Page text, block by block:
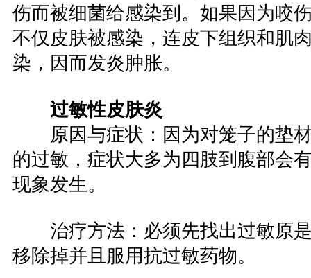
伤而被细菌给感染到。如果因为咬
不仅皮肤被感染，连皮下组织和肌
染，因而发炎肿胀。
过敏性皮肤炎
原因与症状：因为对笼子的垫
的过敏，症状大多为四肢到腹部会
现象发生。
治疗方法：必须先找出过敏原
移除掉并且服用抗过敏药物。